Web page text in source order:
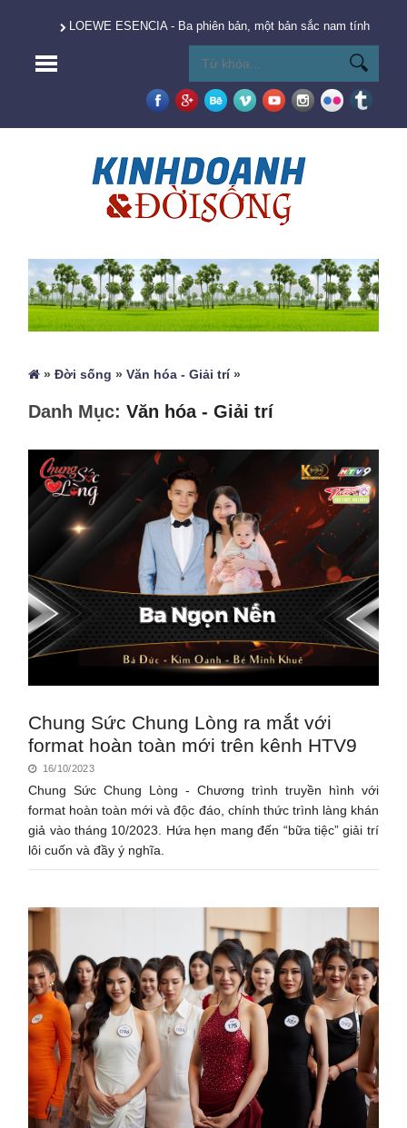
LOEWE ESENCIA - Ba phiên bản, một bản sắc nam tính vượt
»Đời sống »Văn hóa - Giải trí»
Danh Mục:Văn hóa - Giải trí
Chung Sức Chung Lòng ra mắt với
format hoàn toàn mới trên kênh HTV9
16/10/2023
Chung Sức Chung Lòng - Chương trình truyền hình với
format hoàn toàn mới và độc đáo, chính thức trình làng khán
giả vào tháng 10/2023. Hứa hẹn mang đến “bữa tiệc” giải trí
lôi cuốn và đầy ý nghĩa.